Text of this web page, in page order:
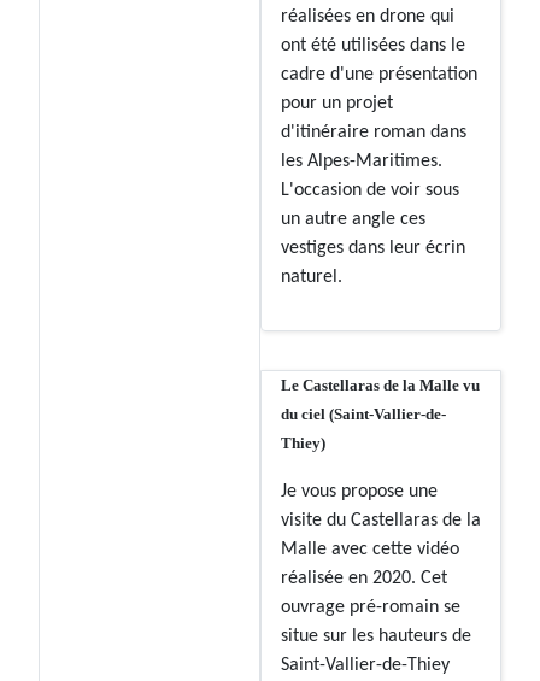
réalisées en drone qui
ont été utilisées dans le
cadre d'une présentation
pour un projet
d'itinéraire roman dans
les Alpes-Maritimes.
L'occasion de voir sous
un autre angle ces
vestiges dans leur écrin
naturel.
Le Castellaras de la Malle vu
du ciel (Saint-Vallier-de-
Thiey)
Je vous propose une
visite du Castellaras de la
Malle avec cette vidéo
réalisée en 2020. Cet
ouvrage pré-romain se
situe sur les hauteurs de
Saint-Vallier-de-Thiey